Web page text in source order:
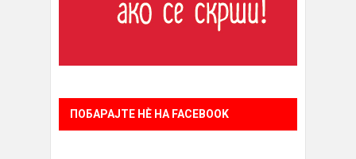
ПОБАРАЈТЕ НÈ НА FACEBOOK